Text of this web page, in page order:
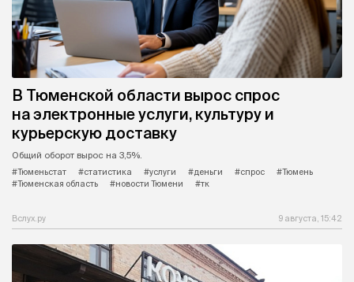
В Тюменской области вырос спрос
на электронные услуги, культуру и
курьерскую доставку
Общий оборот вырос на 3,5%.
#Тюменьстат
#статистика #услуги #деньги #спрос
#Тюмень
#Тюменская область
#новости Тюмени #тк
Вслух.ру 9 августа, 15:42